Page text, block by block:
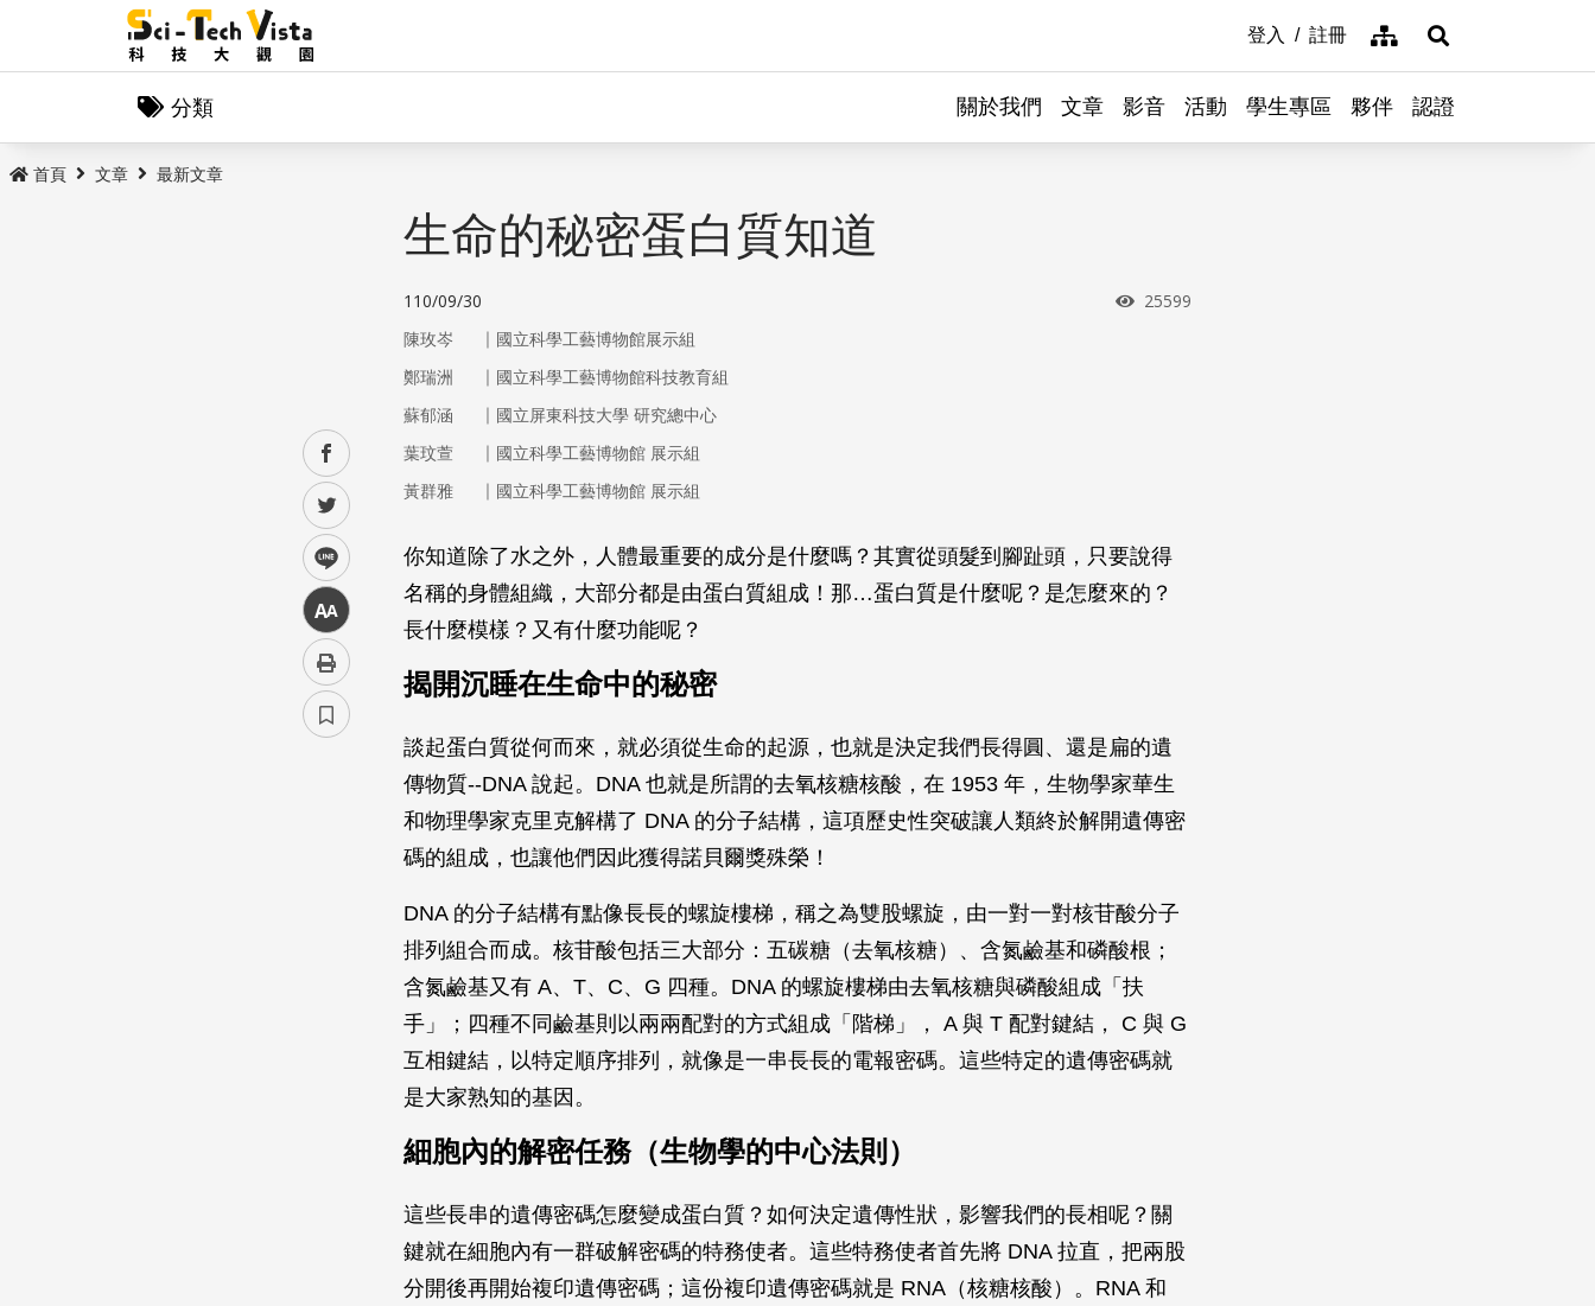
登入 註冊 網站導覽展開搜尋
分類 關於我們 文章 影音 活動 學生專區 夥伴 認證
首頁 文章 最新文章
facebook
twitter
line
中
生命的秘密蛋白質知道
110/09/30 瀏覽次數
25599
陳玫岑 ｜ 國立科學工藝博物館展示組
鄭瑞洲
｜ 國立科學工藝博物館科技教育組
蘇郁涵
｜ 國立屏東科技大學 研究總中心
葉玟萱
｜ 國立科學工藝博物館 展示組
黃群雅
｜ 國立科學工藝博物館 展示組
你知道除了水之外，人體最重要的成分是什麼嗎？其實從頭髮到腳趾頭，只要說得
名稱的身體組織，大部分都是由蛋白質組成！那…蛋白質是什麼呢？是怎麼來的？
長什麼模樣？又有什麼功能呢？
揭開沉睡在生命中的秘密
談起蛋白質從何而來，就必須從生命的起源，也就是決定我們長得圓、還是扁的遺
傳物質--DNA 說起。DNA 也就是所謂的去氧核糖核酸，在 1953 年，生物學家華生
和物理學家克里克解構了 DNA 的分子結構，這項歷史性突破讓人類終於解開遺傳密
碼的組成，也讓他們因此獲得諾貝爾獎殊榮！
DNA 的分子結構有點像長長的螺旋樓梯，稱之為雙股螺旋，由一對一對核苷酸分子
排列組合而成。核苷酸包括三大部分：五碳糖（去氧核糖）、含氮鹼基和磷酸根；
含氮鹼基又有 A、T、C、G 四種。DNA 的螺旋樓梯由去氧核糖與磷酸組成「扶
手」；四種不同鹼基則以兩兩配對的方式組成「階梯」， A 與 T 配對鍵結， C 與 G
互相鍵結，以特定順序排列，就像是一串長長的電報密碼。這些特定的遺傳密碼就
是大家熟知的基因。
細胞內的解密任務（生物學的中心法則）
這些長串的遺傳密碼怎麼變成蛋白質？如何決定遺傳性狀，影響我們的長相呢？關
鍵就在細胞內有一群破解密碼的特務使者。這些特務使者首先將 DNA 拉直，把兩股
分開後再開始複印遺傳密碼；這份複印遺傳密碼就是 RNA（核糖核酸）。RNA 和